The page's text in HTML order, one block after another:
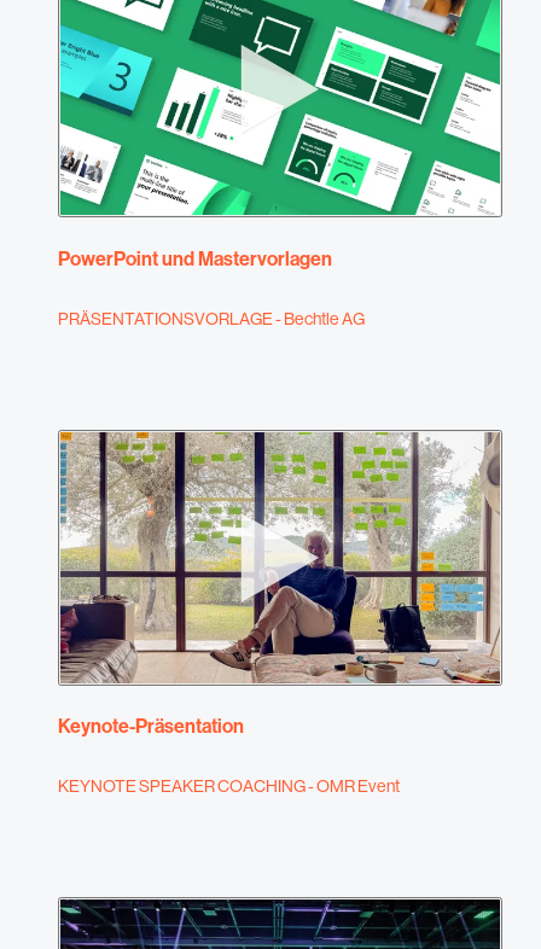
PowerPoint und Mastervorlagen
PRÄSENTATIONSVORLAGE - Bechtle AG
Keynote-Präsentation
KEYNOTE SPEAKER COACHING - OMR Event